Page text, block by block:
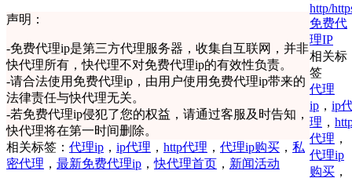
声明：
-免费代理ip是第三方代理服务器，收集自互联网，并非
快代理所有，快代理不对免费代理ip的有效性负责。
-请合法使用免费代理ip，由用户使用免费代理ip带来的
法律责任与快代理无关。
-若免费代理ip侵犯了您的权益，请通过客服及时告知，
快代理将在第一时间删除。
相关标签： 代理ip ， ip代理 ， http代理 ， 代理ip购买 ， 私
密代理 ， 最新免费代理ip ，快代理首页 ， 新闻活动
http/
免费代
理IP
相关标
签
代理
ip ， ip
理 ，
代理 ，
代理ip
购买 ，